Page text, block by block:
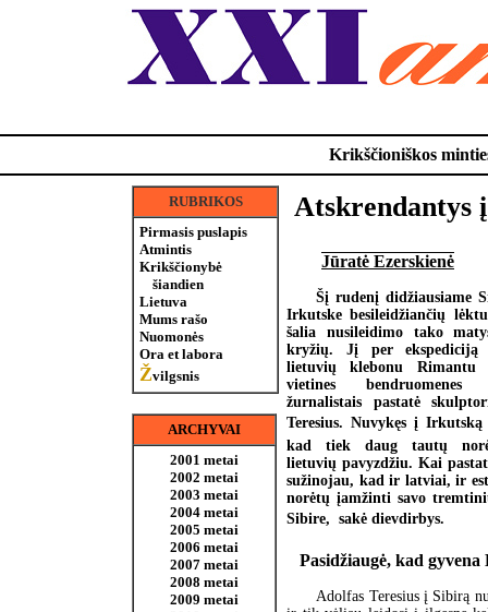
Krikščioniškos
RUBRIKOS
Pirmasis puslapis
Atmintis
Krikščionybė
šiandien
Lietuva
Mums rašo
Nuomonės
Ora et labora
Žvilgsnis
ARCHYVAI
2001 metai
2002 metai
2003 metai
2004 metai
2005 metai
2006 metai
2007 metai
2008 metai
2009 metai
Atskrendantys
Jūratė Ezerskienė
Šį rudenį didžiausiame
Irkutske besileidžiančių
šalia nusileidimo tako
kryžių. Jį per ekspediciją
lietuvių klebonu
vietines bendruomenes
žurnalistais pastatė
Teresius. Nuvykęs į
kad tiek daug tautų
lietuvių pavyzdžiu. Kai
sužinojau, kad ir latviai, ir
norėtų įamžinti savo
Sibire,  sakė dievdirbys.
Pasidžiaugė, kad gyvena
Adolfas Teresius į Sibirą